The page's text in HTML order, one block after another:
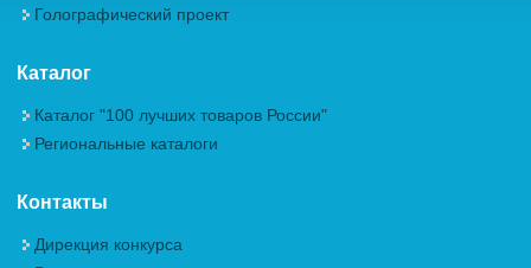
Голографический проект
Каталог
Каталог "100 лучших товаров России"
Региональные каталоги
Контакты
Дирекция конкурса